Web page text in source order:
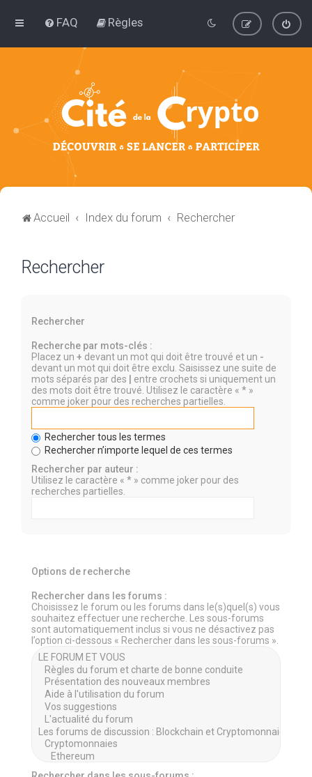
FAQ Règles
Accueil Index du forum Rechercher
Rechercher
Rechercher
Recherche par mots-clés :
Placez un + devant un mot qui doit être trouvé et un -
devant un mot qui doit être exclu. Saisissez une suite de
mots séparés par des
entre crochets si uniquement un
des mots doit être trouvé. Utilisez le caractère « * »
comme joker pour des recherches partielles.
Rechercher tous les termes
Rechercher n’importe lequel de ces termes
Rechercher par auteur :
Utilisez le caractère « * » comme joker pour des
recherches partielles.
Options de recherche
Rechercher dans les forums :
Choisissez le forum ou les forums dans le(s)quel(s) vous
souhaitez effectuer une recherche. Les sous-forums
sont automatiquement inclus si vous ne désactivez pas
l’option ci-dessous « Rechercher dans les sous-forums ».